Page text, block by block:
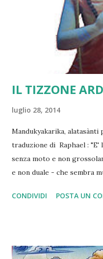
IL TIZZONE
luglio 28, 2014
Mandukyakarika, alatasànti
traduzione di Raphael : "E'
senza moto e non
e non duale - che sembra
nascita. Coloro i quali
conosciuto. Come il
CONDIVIDI POSTA UN